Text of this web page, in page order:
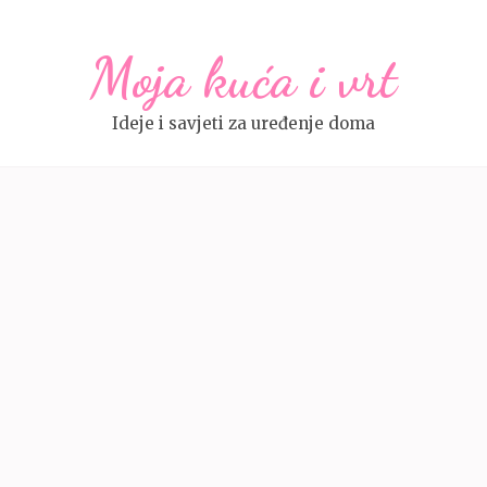
Moja kuća i vrt
Ideje i savjeti za uređenje doma